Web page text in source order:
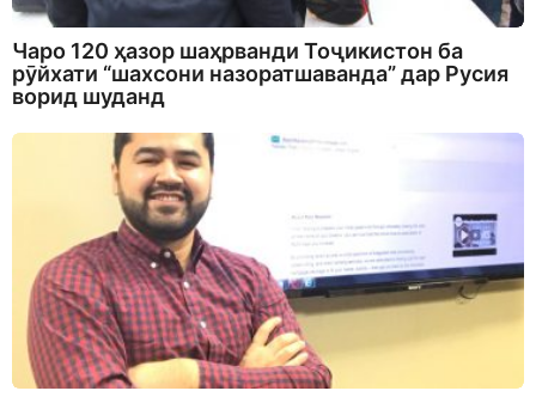
Чаро 120 ҳазор шаҳрванди Тоҷикистон ба
рӯйхати “шахсони назоратшаванда” дар Русия
ворид шуданд